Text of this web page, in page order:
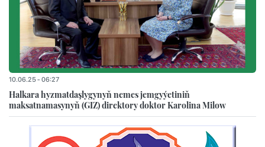
10.06.25 - 06:27
Halkara hyzmatdaşlygynyň nemes jemgyýetiniň
maksatnamasynyň (GIZ) direktory doktor Karolina Milow